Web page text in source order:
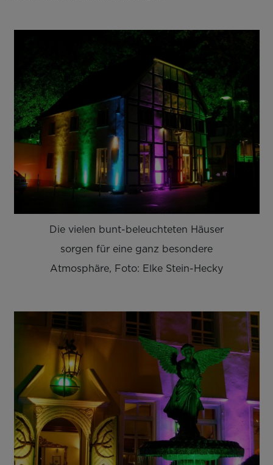
Die vielen bunt-beleuchteten Häuser
sorgen für eine ganz besondere
Atmosphäre, Foto: Elke Stein-Hecky